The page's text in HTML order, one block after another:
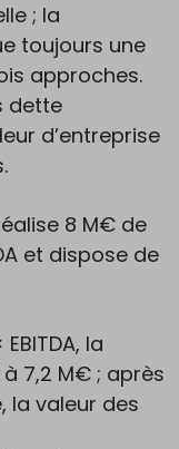
; la
toujours une
approches.
dette
d’entreprise
8 M€ de
et dispose de
la
7,2 M€ ; après
la valeur des